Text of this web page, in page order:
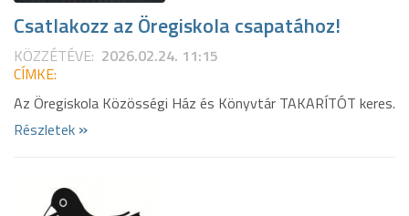
Csatlakozz az Öregiskola csapatához!
KÖZZÉTÉVE: 2026.02.24. 11:15
CÍMKE:
Az Öregiskola Közösségi Ház és Könyvtár TAKARÍTÓT keres.
Részletek »